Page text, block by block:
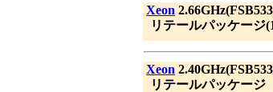
Xeon
リテールパッケージ
Xeon
リテールパッケージ